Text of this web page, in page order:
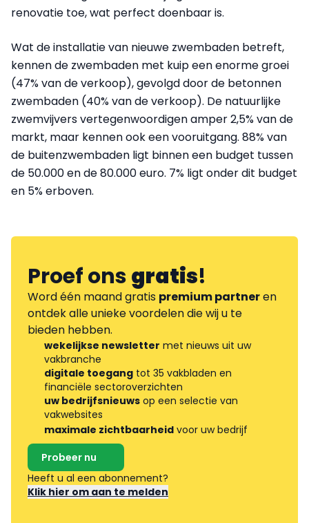
renovatie toe, wat perfect doenbaar is.
Wat de installatie van nieuwe zwembaden betreft,
kennen de zwembaden met kuip een enorme groei
(47% van de verkoop), gevolgd door de betonnen
zwembaden (40% van de verkoop). De natuurlijke
zwemvijvers vertegenwoordigen amper 2,5% van de
markt, maar kennen ook een vooruitgang. 88% van
de buitenzwembaden ligt binnen een budget tussen
de 50.000 en de 80.000 euro. 7% ligt onder dit budget
en 5% erboven.
Proef onsgratis!
Word één maand gratis premium partneren
ontdek alle unieke voordelen die wij u te
bieden hebben.
wekelijkse newsletter met nieuws uit uw
vakbranche
digitale toegang tot 35 vakbladen en
financiële sectoroverzichten
uw bedrijfsnieuws op een selectie van
vakwebsites
maximale zichtbaarheid voor uw bedrijf
Probeer nu
Heeft u al een abonnement?
Klik hier om aan te melden